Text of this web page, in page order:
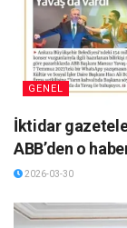
GENEL
İktidar
ABB’den o
2026-03-30